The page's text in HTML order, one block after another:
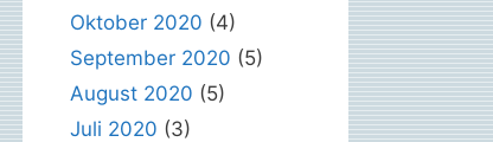
Oktober 2020 (4)
September 2020 (5)
August 2020 (5)
Juli 2020 (3)